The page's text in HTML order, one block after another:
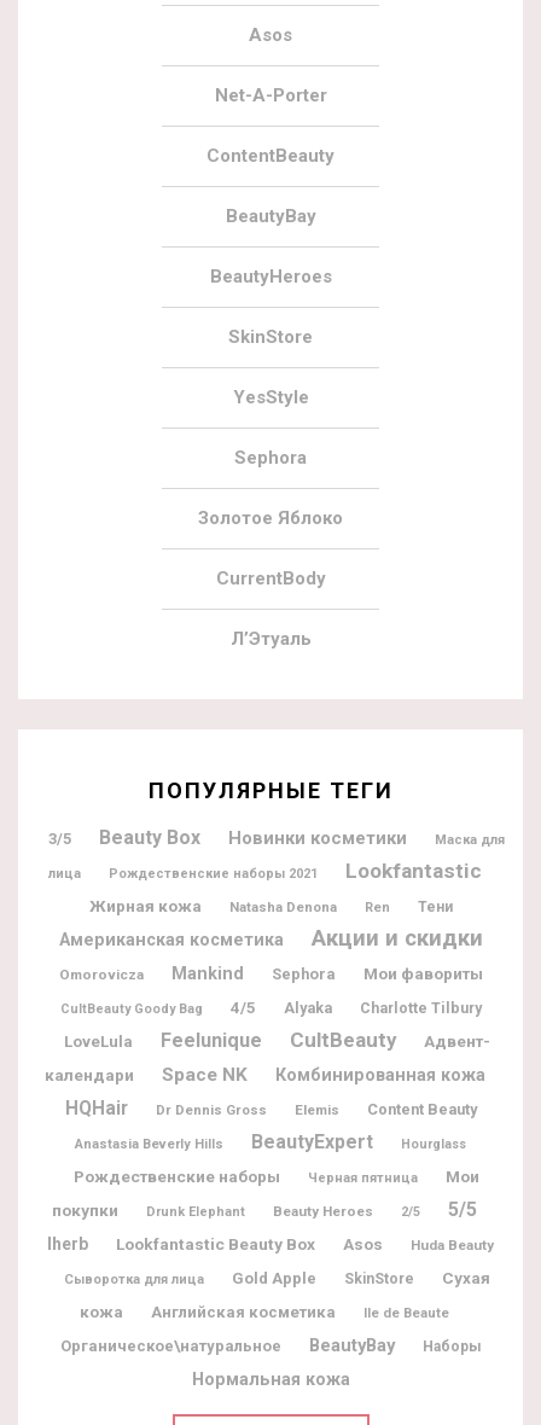
Asos
Net-A-Porter
ContentBeauty
BeautyBay
BeautyHeroes
SkinStore
YesStyle
Sephora
Золотое Яблоко
CurrentBody
Л’Этуаль
ПОПУЛЯРНЫЕ ТЕГИ
3/5 Beauty Box Новинки косметики Маска для
лица Рождественские наборы 2021 Lookfantastic
Жирная кожа Natasha Denona Ren Тени
Американская косметика Акции и скидки
Omorovicza Mankind Sephora Мои фавориты
CultBeauty Goody Bag 4/5 Alyaka
Charlotte Tilbury
LoveLula
Feelunique CultBeauty
Адвент-
календари
Space NK Комбинированная кожа
HQHair Dr Dennis Gross Elemis Content Beauty
Anastasia Beverly Hills BeautyExpert Hourglass
Рождественские наборы Черная пятница
Мои
покупки
Drunk Elephant Beauty Heroes 2/5 5/5
Iherb Lookfantastic Beauty Box Asos Huda Beauty
Сыворотка для лица Gold Apple SkinStore
Сухая
кожа
Английская косметика Ile de Beaute
Органическое\натуральное BeautyBay Наборы
Нормальная кожа